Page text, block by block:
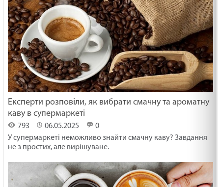
Експерти розповіли, як вибрати смачну та ароматну
каву в супермаркеті
793 06.05.2025
0
У супермаркеті неможливо знайти смачну каву? Завдання
не з простих, але вирішуване.